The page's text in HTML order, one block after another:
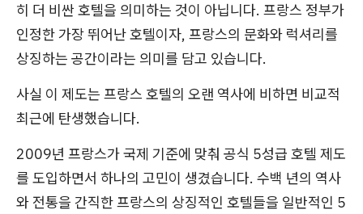
히 더 비싼 호텔을 의미하는 것이 아닙니다. 프랑스 정부가
인정한 가장 뛰어난 호텔이자, 프랑스의 문화와 럭셔리를
상징하는 공간이라는 의미를 담고 있습니다.
사실 이 제도는 프랑스 호텔의 오랜 역사에 비하면 비교적
최근에 탄생했습니다.
2009년 프랑스가 국제 기준에 맞춰 공식 5성급 호텔 제도
를 도입하면서 하나의 고민이 생겼습니다. 수백 년의 역사
와 전통을 간직한 프랑스의 상징적인 호텔들을 일반적인 5